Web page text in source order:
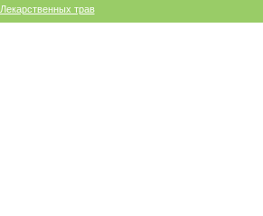
Лекарственных трав